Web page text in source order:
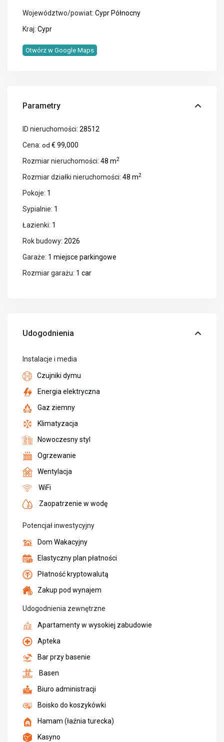
Województwo/powiat: Cypr Północny
Kraj: Cypr
Otwórz w Google Maps
Parametry
ID nieruchomości: 28512
Cena: od € 99,000
Rozmiar nieruchomości: 48 m2
Rozmiar działki nieruchomości: 48 m2
Pokoje: 1
Sypialnie: 1
Łazienki: 1
Rok budowy: 2026
Garaże: 1 miejsce parkingowe
Rozmiar garażu: 1 car
Udogodnienia
Instalacje i media
Czujniki dymu
Energia elektryczna
Gaz ziemny
Klimatyzacja
Nowoczesny styl
Ogrzewanie
Wentylacja
WiFi
Zaopatrzenie w wodę
Potencjał inwestycyjny
Dom Wakacyjny
Elastyczny plan płatności
Płatność kryptowalutą
Zakup pod wynajem
Udogodnienia zewnętrzne
Apartamenty w wysokiej zabudowie
Apteka
Bar przy basenie
Basen
Biuro administracji
Boisko do koszykówki
Hamam (łaźnia turecka)
Kasyno